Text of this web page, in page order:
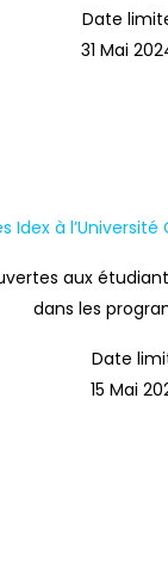
Date
31 Mai
Idex à l’Université
aux
dans les
Date
15 Mai